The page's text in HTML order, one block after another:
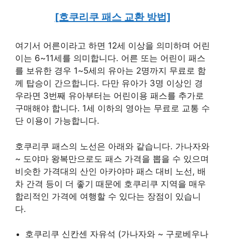
[호쿠리쿠 패스 교환 방법]
여기서 어른이라고 하면 12세 이상을 의미하며 어린
이는 6~11세를 의미합니다. 어른 또는 어린이 패스
를 보유한 경우 1~5세의 유아는 2명까지 무료로 함
께 탑승이 간으합니다. 다만 유아가 3명 이상인 경
우라면 3번째 유아부터는 어린이용 패스를 추가로
구매해야 합니다. 1세 이하의 영아는 무료로 교통 수
단 이용이 가능합니다.
호쿠리쿠 패스의 노선은 아래와 같습니다. 가나자와
~ 도야마 왕복만으로도 패스 가격을 뽑을 수 있으며
비슷한 가격대의 산인 아카야마 패스 대비 노선, 배
차 간격 등이 더 좋기 때문에 호쿠리쿠 지역을 매우
합리적인 가격에 여행할 수 있다는 장점이 있습니
다.
호쿠리쿠 신칸센 자유석 (가나자와 ~ 구로베우나